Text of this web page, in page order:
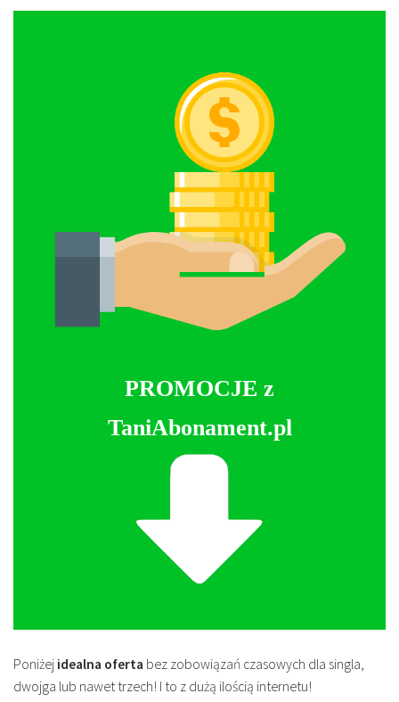
PROMOCJE z
TaniAbonament.pl
Poniżej idealna oferta bez zobowiązań czasowych dla singla,
dwojga lub nawet trzech! I to z dużą ilością internetu!